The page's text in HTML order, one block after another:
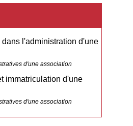
l'administration d'une
d'une association
immatriculation d'une
d'une association